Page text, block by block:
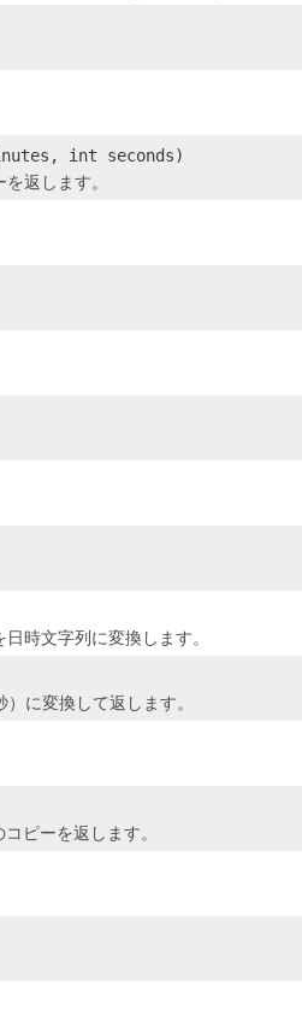
int seconds)
返します。
時文字列に変換します。
に変換して返します。
ピーを返します。